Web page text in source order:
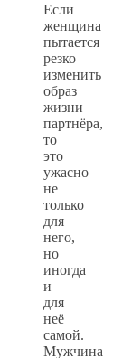
Если
женщина
пытается
резко
изменить
образ
жизни
партнёра,
то
это
ужасно
не
только
для
него,
но
иногда
и
для
неё
самой.
Мужчина